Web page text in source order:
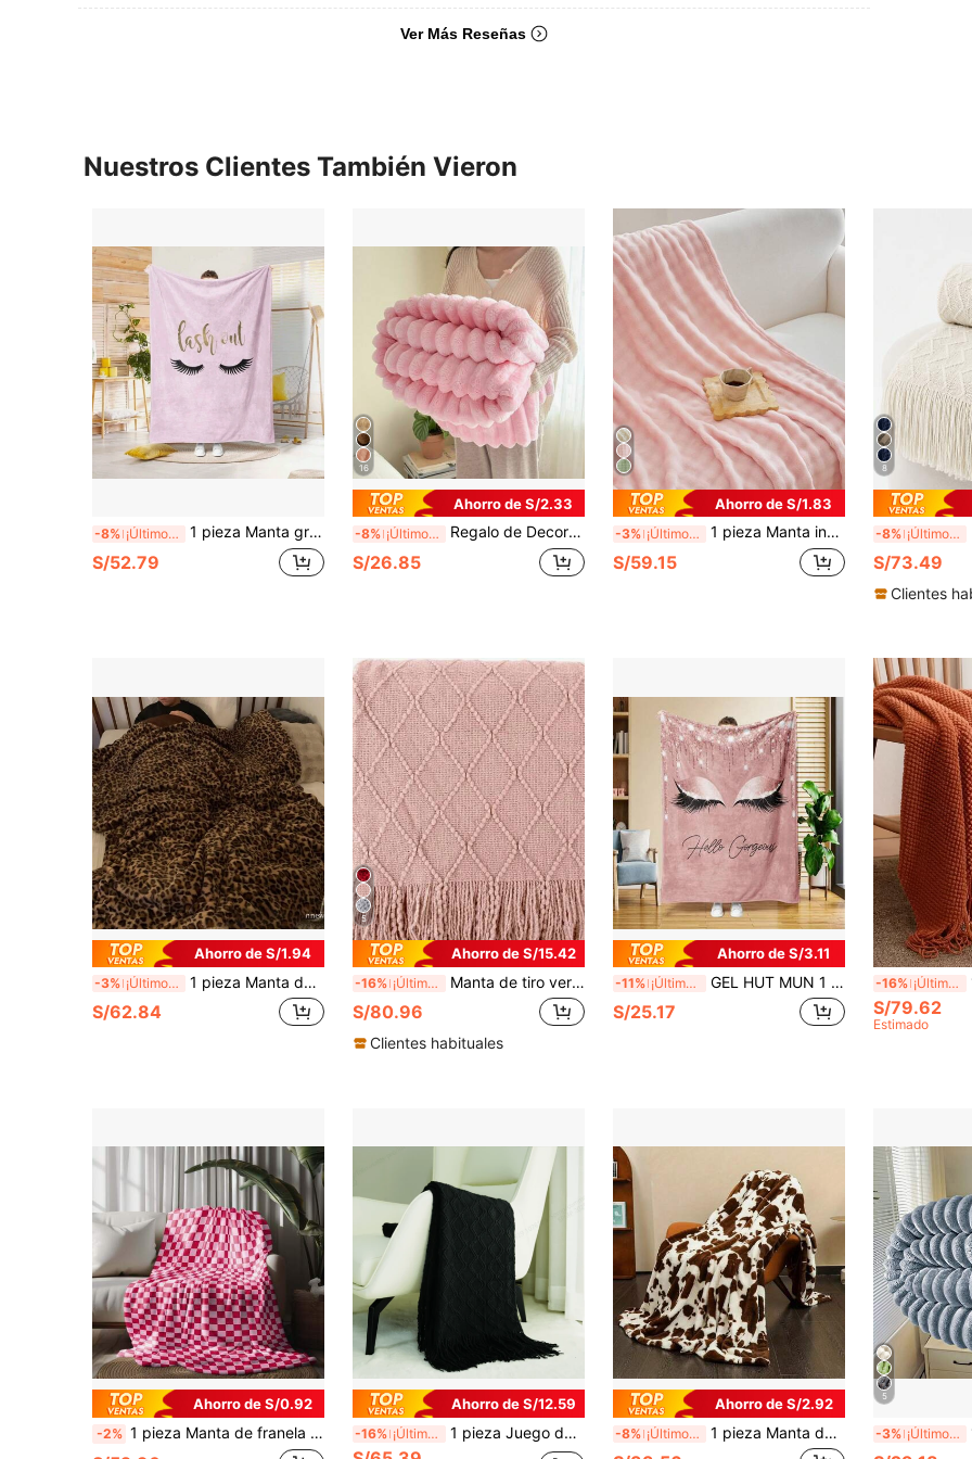
Ver Más Reseñas
Nuestros Clientes También Vieron
-8% ¡Últimos 3 días 1 pieza Manta gruesa de felpa Coral de doble cara con impreso de un lindo y dulce rostro de chica con pestañas rizadas en color rosa - Material de forro polar de franela suave, cálido, acogedor y multiusos para oficina, viajes, camping, hogar y sofá - Adecuado para uso en las cuatro estaciones.
S/52.79
16
Ahorro de S/2.33
-8% ¡Últimos 3 días Regalo de Decoración del Día de San Valentín 1 pieza Manta Cómoda Estilo Vintage - Manta de Felpa, Opción Cálida para Sofá y Silla, Patrón a Rayas, Lavable a Máquina, Mezcla de Poliéster, Cómoda en Todas las Estaciones, Cubierta de Cama de Silla | Manta Suave | Mezcla de Poliéster, Accesorio Manta de Aire Acondicionado
S/26.85
Ahorro de S/1.83
-3% ¡Últimos 3 días 1 pieza Manta individual, Manta de aire acondicionado delgada de verano, Manta de tela de franela, Manta de color rosa sólido, Manta para cama, Manta para sofá, Manta para tirar, Adecuada para dormitorio, sofá, decoración de habitación, invierno, decoración de dormitorio de regreso a la escuela, decoración universitaria
S/59.15
8
-8% ¡Últimos 3 días
S/73.49
Clientes
Ahorro de S/1.94
-3% ¡Últimos 3 días 1 pieza Manta de piel de conejo sintética con estampado de leopardo, manta de doble capa de piel de conejo sintética cálida, manta multifuncional para todas las estaciones adecuada para sala de estar, dormitorio, decoración de sofá, excelente regalo
S/62.84
5
Ahorro de S/15.42
-16% ¡Últimos 3 días Manta de tiro verde salvia, adecuada para sofá, decoración del hogar bohemia, manta de sofá azul claro, adecuada para sala de estar
S/80.96
Clientes habituales
Ahorro de S/3.11
-11% ¡Últimos 3 días GEL HUT MUN 1 pieza Manta de franela con diseño de pestañas de maquillaje lindo, manta suave para sofá/cama, manta de otoño, manta esponjosa, ropa de cama, funda de sofá, manta suave
S/25.17
-16% ¡Últimos 3 días
S/79.62
Estimado
Ahorro de S/0.92
-2% 1 pieza Manta de franela a cuadros rojos y blancos - Suave, duradera, lavable a máquina, resistente al desgarro, para usar en todas las estaciones en la cama, el sofá o la decoración del hogar - Estilo moderno, edredón cómodo | Patrón audaz | Artesanía sin costuras
Ahorro de S/12.59
-16% ¡Últimos 3 días 1 pieza Juego de mantas tejidas acrílicas suaves, manta tejida con diseño geométrico cómodo en estilo vintage, adecuada para decoración de sofá y cama en sala de estar, dormitorio, estilo rústico, manta con textura de punto inspirada en lo vintage como decoración
Ahorro de S/2.92
-8% ¡Últimos 3 días 1 pieza Manta de franela con tema de patrón de mezclilla perfecto, manta con impresión digital de alta definición, manta de felpa, manta para siesta, manta para sofá, manta decorativa para el hogar, manta suave y cómoda, regalo, regalo festivo, ropa de cama, decoración del hogar, decoración del dormitorio, esencial para camping y viajes, adecuada para regalos a amigos y familiares,
5
-3% ¡Últimos 3 días 1